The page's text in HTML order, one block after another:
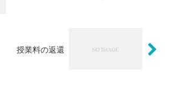
授業料の返還